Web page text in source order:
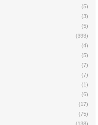
(5)
(3)
(5)
(393)
(4)
(5)
(7)
(7)
(1)
(6)
(17)
(75)
(138)